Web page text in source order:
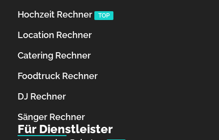
Hochzeit Rechner
TOP
Location Rechner
Catering Rechner
Foodtruck Rechner
DJ Rechner
Sänger Rechner
Für Dienstleister